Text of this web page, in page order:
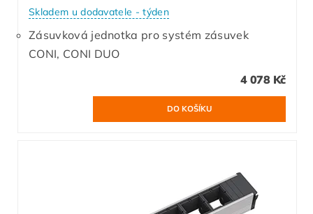
Skladem u dodavatele - týden
Zásuvková jednotka pro systém zásuvek
CONI, CONI DUO
4 078 Kč